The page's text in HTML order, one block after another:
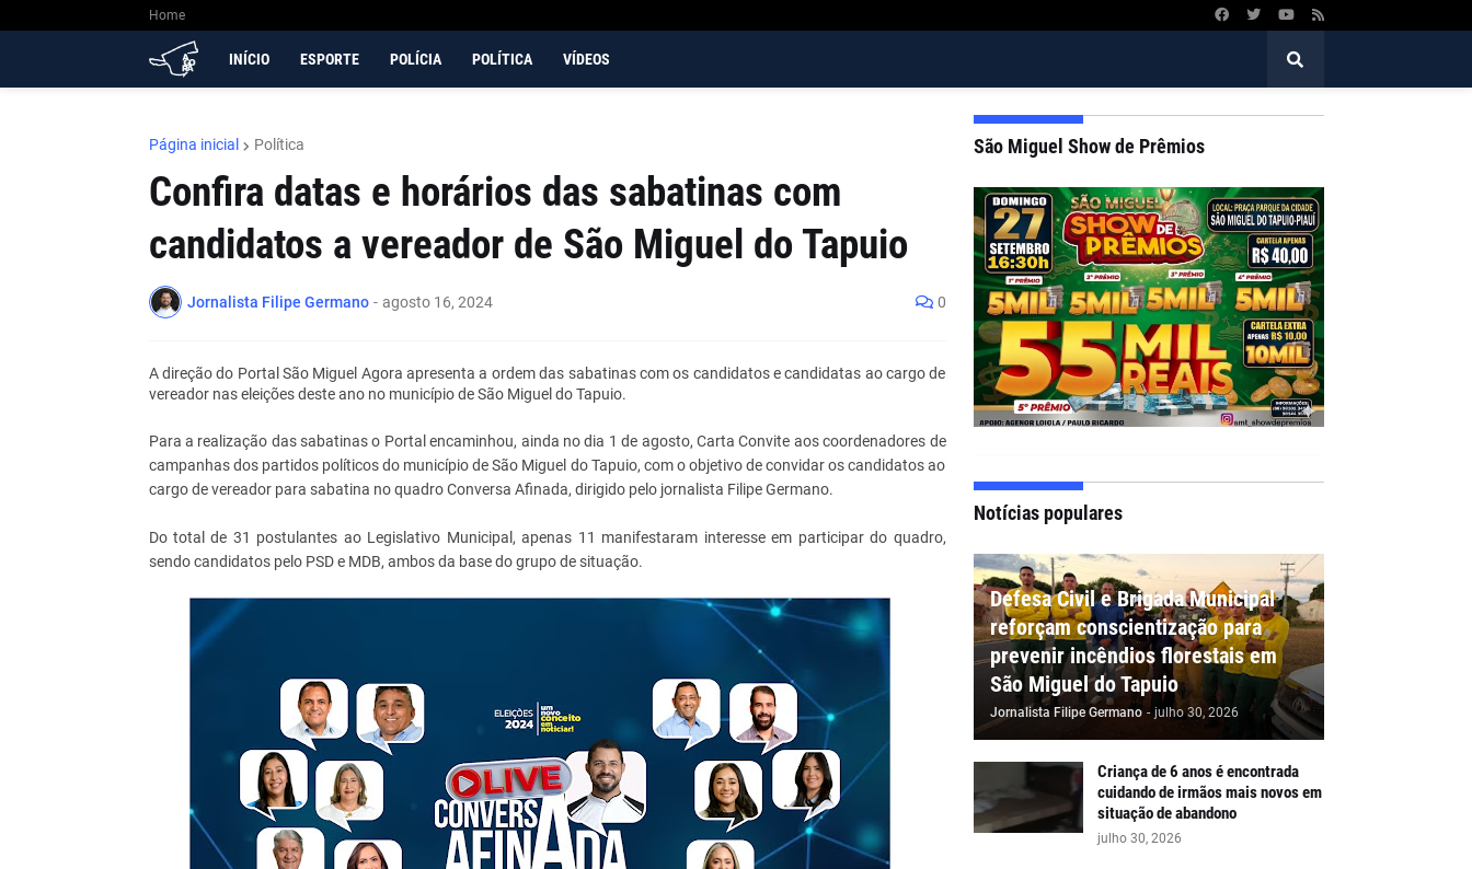
Home
INÍCIO ESPORTE POLÍCIA POLÍTICA VÍDEOS
Página inicial Política
Confira datas e horários das sabatinas com
candidatos a vereador de São Miguel do Tapuio
Jornalista Filipe Germano - agosto 16, 2024 0
A direção do Portal São Miguel Agora apresenta a ordem das sabatinas com os candidatos e candidatas ao cargo de
vereador nas eleições deste ano no município de São Miguel do Tapuio.
Para a realização das sabatinas o Portal encaminhou, ainda no dia 1 de agosto, Carta Convite aos coordenadores de
campanhas dos partidos políticos do município de São Miguel do Tapuio, com o objetivo de convidar os candidatos ao
cargo de vereador para sabatina no quadro Conversa Afinada, dirigido pelo jornalista Filipe Germano.
Do total de 31 postulantes ao Legislativo Municipal, apenas 11 manifestaram interesse em participar do quadro,
sendo candidatos pelo PSD e MDB, ambos da base do grupo de situação.
São Miguel Show de Prêmios
Notícias populares
Defesa Civil e Brigada Municipal
reforçam conscientização para
prevenir incêndios florestais em
São Miguel do Tapuio
Jornalista Filipe Germano - julho 30, 2026
Criança de 6 anos é encontrada
cuidando de irmãos mais novos em
situação de abandono
julho 30, 2026